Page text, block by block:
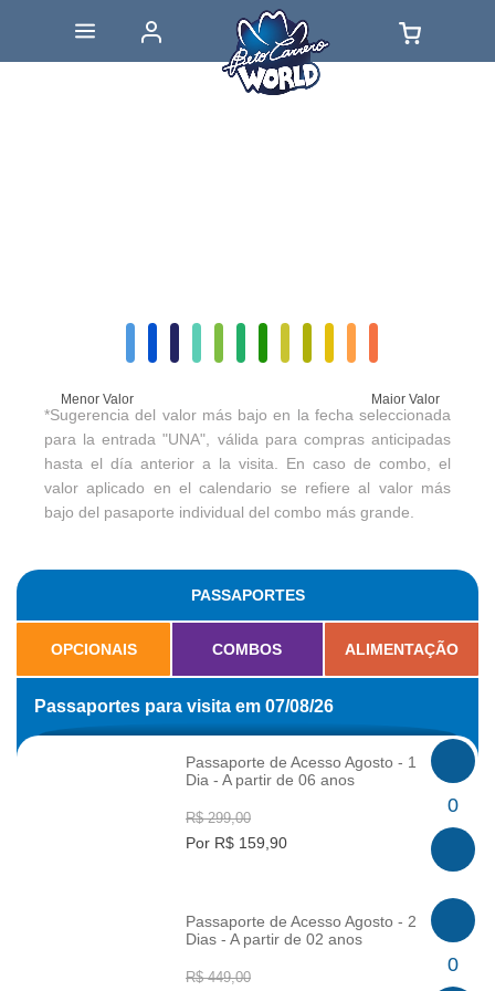
Menor Valor Maior Valor
*Sugerencia del valor más bajo en la fecha seleccionada
para la entrada "UNA", válida para compras anticipadas
hasta el día anterior a la visita. En caso de combo, el
valor aplicado en el calendario se refiere al valor más
bajo del pasaporte individual del combo más grande.
PASSAPORTES
OPCIONAIS COMBOS ALIMENTAÇÃO
Passaportes para visita em 07/08/26
Passaporte de Acesso Agosto - 1
Dia - A partir de 06 anos
R$ 299,00
Por R$ 159,90
0
Passaporte de Acesso Agosto - 2
Dias - A partir de 02 anos
R$ 449,00
0